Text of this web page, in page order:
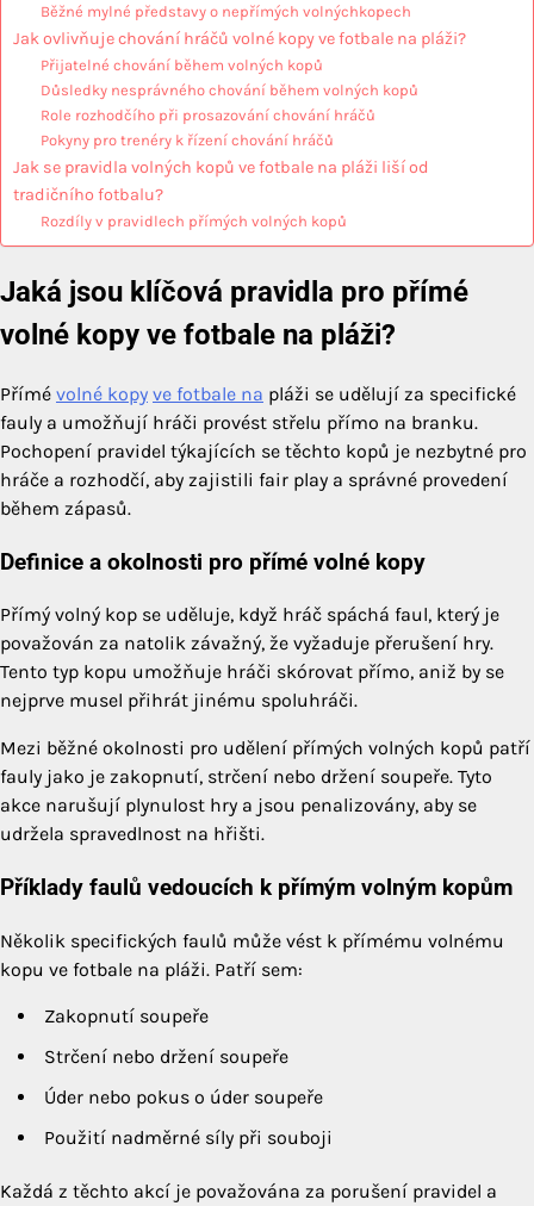
Běžné mylné představy o nepřímých volnýchkopech
Jak ovlivňuje chování hráčů volné kopy ve fotbale na pláži?
Přijatelné chování během volných kopů
Důsledky nesprávného chování během volných kopů
Role rozhodčího při prosazování chování hráčů
Pokyny pro trenéry k řízení chování hráčů
Jak se pravidla volných kopů ve fotbale na pláži liší od
tradičního fotbalu?
Rozdíly v pravidlech přímých volných kopů
Jaká jsou klíčová pravidla pro přímé
volné kopy ve fotbale na pláži?
Přímé volné kopy ve fotbale na pláži se udělují za specifické
fauly a umožňují hráči provést střelu přímo na branku.
Pochopení pravidel týkajících se těchto kopů je nezbytné pro
hráče a rozhodčí, aby zajistili fair play a správné provedení
během zápasů.
Definice a okolnosti pro přímé volné kopy
Přímý volný kop se uděluje, když hráč spáchá faul, který je
považován za natolik závažný, že vyžaduje přerušení hry.
Tento typ kopu umožňuje hráči skórovat přímo, aniž by se
nejprve musel přihrát jinému spoluhráči.
Mezi běžné okolnosti pro udělení přímých volných kopů patří
fauly jako je zakopnutí, strčení nebo držení soupeře. Tyto
akce narušují plynulost hry a jsou penalizovány, aby se
udržela spravedlnost na hřišti.
Příklady faulů vedoucích k přímým volným kopům
Několik specifických faulů může vést k přímému volnému
kopu ve fotbale na pláži. Patří sem:
Zakopnutí soupeře
Strčení nebo držení soupeře
Úder nebo pokus o úder soupeře
Použití nadměrné síly při souboji
Každá z těchto akcí je považována za porušení pravidel a